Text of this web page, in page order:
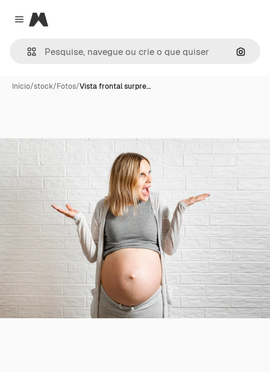
Close menu
Magnific
Início/stock/Fotos/Vista frontal surpre…